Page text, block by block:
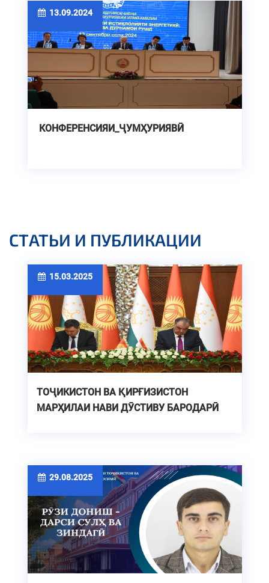
13.09.2024
КОНФЕРЕНСИЯИ_ҶУМҲУРИЯВӢ
СТАТЬИ И ПУБЛИКАЦИИ
15.03.2025
ТОҶИКИСТОН ВА ҚИРҒИЗИСТОН
МАРҲИЛАИ НАВИ ДӮСТИВУ БАРОДАРӢ
29.08.2025